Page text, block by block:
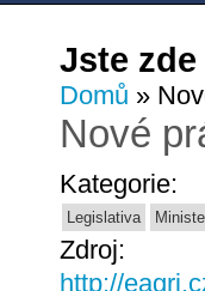
Jste zde
Domů »
Nové
Kategorie:
Legislativa
Zdroj:
http://